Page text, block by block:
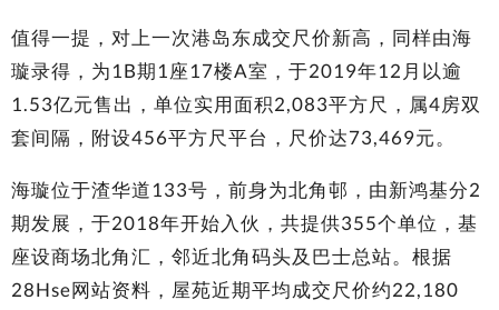
值得一提，对上一次港岛东成交尺价新高，同样由海
璇录得，为1B期1座17楼A室，于2019年12月以逾
1.53亿元售出，单位实用面积2,083平方尺，属4房双
套间隔，附设456平方尺平台，尺价达73,469元。
海璇位于渣华道133号，前身为北角邨，由新鸿基分2
期发展，于2018年开始入伙，共提供355个单位，基
座设商场北角汇，邻近北角码头及巴士总站。根据
28Hse网站资料，屋苑近期平均成交尺价约22,180